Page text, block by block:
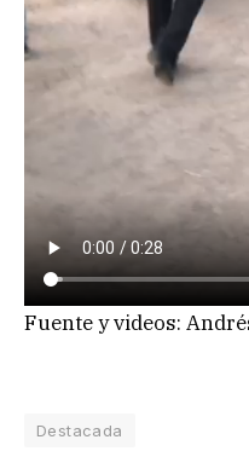
Fuente y videos:
Destacada